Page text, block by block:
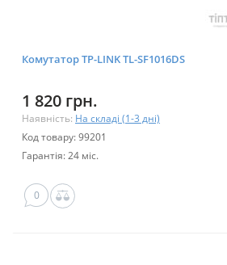
Комутатор TP-LINK TL-SF1016DS
1 820 грн.
Наявність: На складі (1-3 дні)
Код товару: 99201
Гарантія: 24 міс.
0